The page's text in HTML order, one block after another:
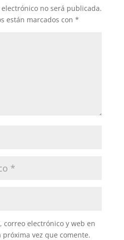
no será publicada.
están marcados con *
correo electrónico y web en
vez que comente.